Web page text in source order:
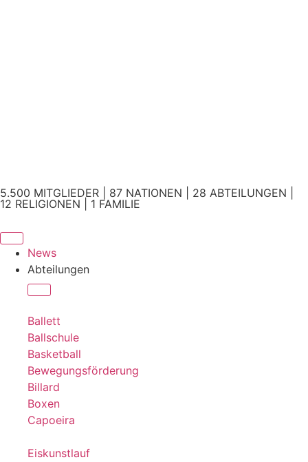
5.500 MITGLIEDER | 87 NATIONEN | 28 ABTEILUNGEN |
12 RELIGIONEN | 1 FAMILIE
News
Abteilungen
Ballett
Ballschule
Basketball
Bewegungsförderung
Billard
Boxen
Capoeira
Eiskunstlauf